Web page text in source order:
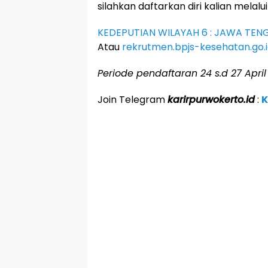
silahkan daftarkan diri kalian
KEDEPUTIAN WILAYAH 6 : JAWA
Atau rekrutmen.bpjs-
Periode pendaftaran 24 s.d 27 April
Join Telegramkarirpurwokerto.id: